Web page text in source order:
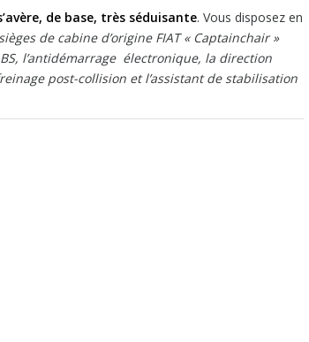
de base, très séduisante. Vous disposez en
de cabine d’origine FIAT « Captainchair »
l’antidémarrage électronique, la direction
post-collision et l’assistant de stabilisation